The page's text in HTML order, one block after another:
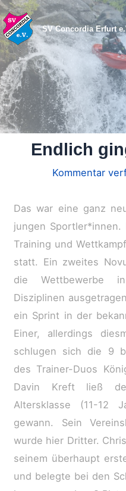
Zum
Inhalt
springen
SV Concordia Erfurt
Endlich
Kommentar
Das war eine ganz
jungen Sportler*innen.
Training und
statt. Ein zweites
die Wettbewerbe
Disziplinen
ein Sprint in der
Einer, allerdings
schlugen sich die 9
des Trainer-Duos
Davin Kreft ließ
Altersklasse (11-12
gewann. Sein
wurde hier Dritter.
seinem überhaupt
und belegte bei den